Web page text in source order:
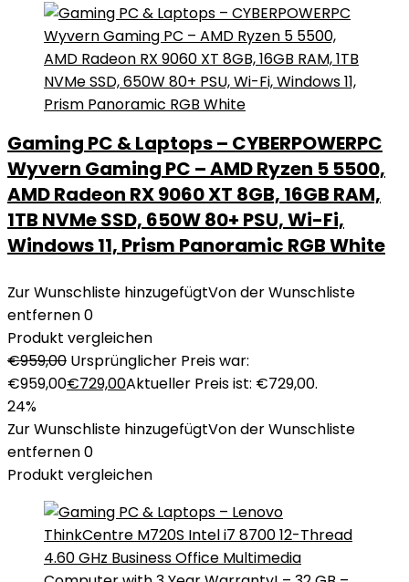
Gaming PC & Laptops – CYBERPOWERPC
Wyvern Gaming PC – AMD Ryzen 5 5500,
AMD Radeon RX 9060 XT 8GB, 16GB RAM,
1TB NVMe SSD, 650W 80+ PSU, Wi-Fi,
Windows 11, Prism Panoramic RGB White
Zur Wunschliste hinzugefügtVon der Wunschliste
entfernen0
Produkt vergleichen
€959,00 Ursprünglicher Preis war:
€959,00€729,00Aktueller Preis ist: €729,00.
24%
Zur Wunschliste hinzugefügtVon der Wunschliste
entfernen0
Produkt vergleichen